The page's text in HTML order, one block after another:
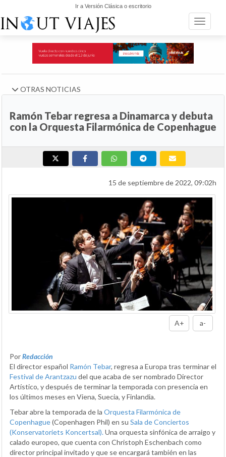
Ir a Versión Clásica o escritorio
Toggle
OTRAS NOTICIAS
Ramón Tebar regresa a Dinamarca y debuta
con la Orquesta Filarmónica de Copenhague
15 de septiembre de 2022, 09:02h
A+ a-
PorRedacción
El director español Ramón Tebar, regresa a Europa tras terminar el
Festival de Arantzazu del que acaba de ser nombrado Director
Artístico, y después de terminar la temporada con presencia en
los últimos meses en Viena, Suecia, y Finlandia.
Tebar abre la temporada de la Orquesta Filarmónica de
Copenhague(Copenhagen Phil) en su Sala de Conciertos
(Konservatoriets Koncertsal).Una orquesta sinfónica de arraigo y
calado europeo, que cuenta con Christoph Eschenbach como
director principal invitado y que se encargará también en las